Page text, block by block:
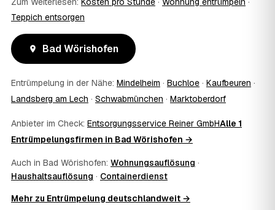
wichtig zum Beispiel für Vermieter, Nachlassverwaltung
oder die eigene Dokumentation.
Nicht zwingend. Viele Kunden in Bad Wörishofen sind nur
zur Übergabe und zum Abschluss vor Ort; den genauen
direkt mit dem Entrümpler ab.
10 Was ist im Festpreis enthalten?
Ausräumen, Tragen und Verladen, den Transport sowie die
fachgerechte Entsorgung ab — auf Wunsch inklusive
Zusatzkosten: Was vereinbart ist, gilt. Anrechenbare
Wertgegenstände senken den Endpreis zusätzlich.
Die Anfrage ist kostenlos und unverbindlich. AWL
Teppich entsorgen
Bad Wörishofen
Entrümpelung in der Nähe: Mindelheim · Buchloe · Kaufbeuren ·
Landsberg am Lech · Schwabmünchen · Marktoberdorf
Anbieter im Check: Entsorgungsservice Reiner GmbHAlle 1
Entrümpelungsfirmen in Bad Wörishofen →
Auch in Bad Wörishofen: Wohnungsauflösung ·
Haushaltsauflösung · Containerdienst
Mehr zu Entrümpelung deutschlandweit →